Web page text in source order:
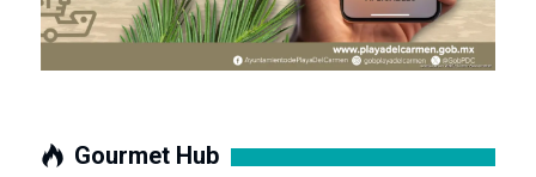
Gourmet Hub